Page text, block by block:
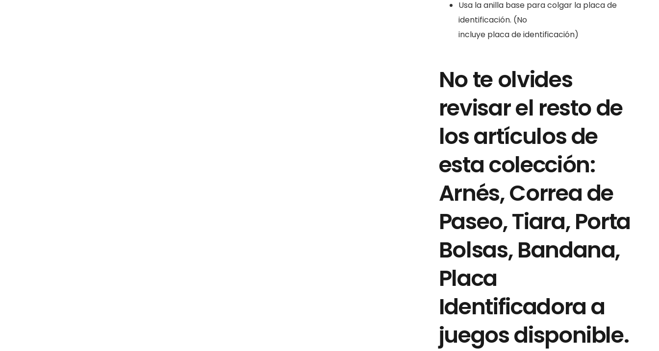
Usa la anilla base para colgar la placa de
identificación. (No
incluye placa de identificación)
No te olvides
revisar el resto de
los artículos de
esta colección:
Arnés, Correa de
Paseo, Tiara, Porta
Bolsas, Bandana,
Placa
Identificadora a
juegos disponible.